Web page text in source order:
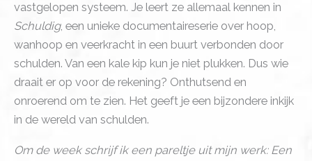
vastgelopen systeem. Je leert ze allemaal kennen in
Schuldig, een unieke documentaireserie over hoop,
wanhoop en veerkracht in een buurt verbonden door
schulden. Van een kale kip kun je niet plukken. Dus wie
draait er op voor de rekening? Onthutsend en
onroerend om te zien. Het geeft je een bijzondere inkijk
in de wereld van schulden.
Om de week schrijf ik een pareltje uit mijn werk: Een